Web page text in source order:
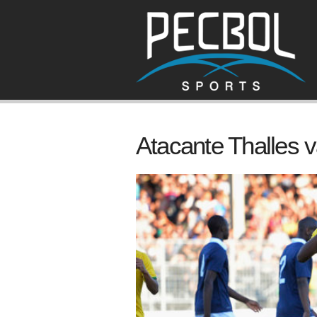
Atacante Thalles